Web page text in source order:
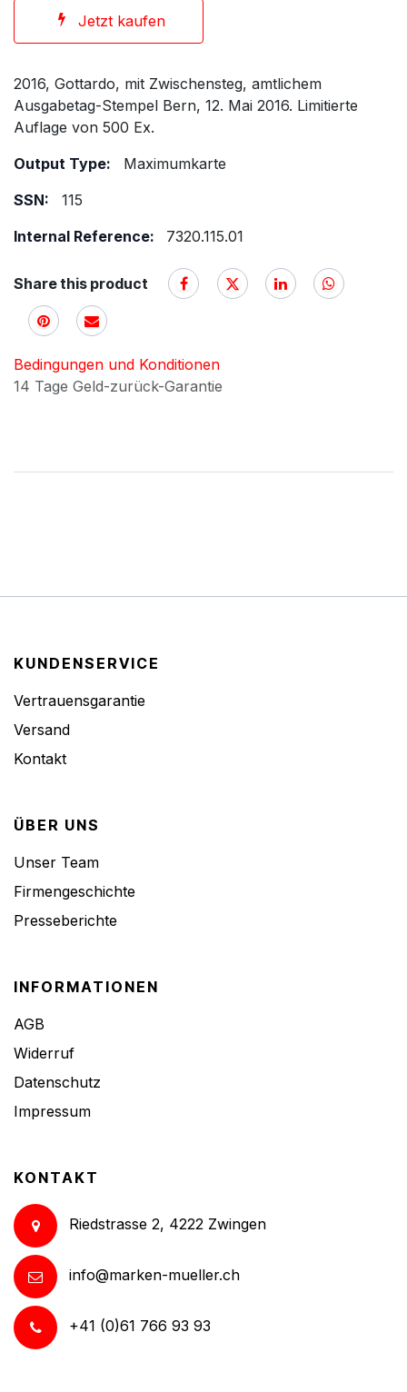
Jetzt kaufen
2016, Gottardo, mit Zwischensteg, amtlichem
Ausgabetag-Stempel Bern, 12. Mai 2016. Limitierte
Auflage von 500 Ex.
Output Type:
Maximumkarte
SSN:
115
Internal Reference:
7320.115.01
Share this product
Bedingungen und Konditionen
14 Tage Geld-zurück-Garantie
KUNDENSERVICE
Vertrauensgarantie
Versand
Kontakt
ÜBER UNS
Unser Team
Firmengeschichte
Presseberichte
INFORMATIONEN
AGB
Widerruf
Datenschutz
Impressum
KONTAKT
Riedstrasse 2, 4222 Zwingen
info@marken-mueller.ch
+41 (0)61 766 93 93